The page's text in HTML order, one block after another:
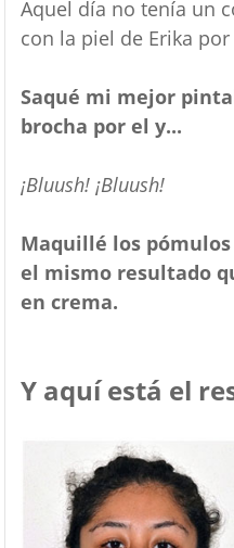
Aquel día no tenía un
con la piel de Erika por
Saqué mi mejor
brocha por el y...
¡Bluush! ¡Bluush!
Maquillé los
el mismo resultado
en crema.
Y aquí está el